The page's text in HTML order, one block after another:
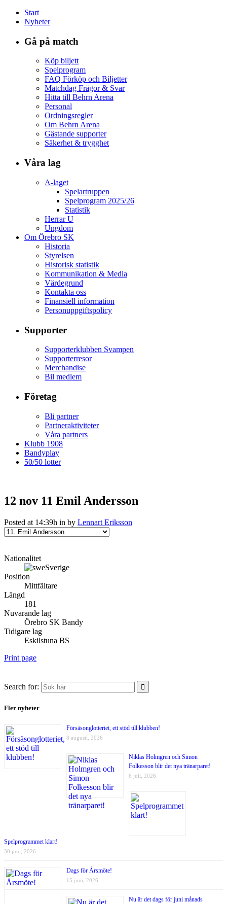
Start
Nyheter
Gå på match
Köp biljett
Spelprogram
FAQ Förköp och Biljetter
Matchdag Frågor & Svar
Hitta till Behrn Arena
Personal
Ordningsregler
Om Behrn Arena
Gästande supporter
Säkerhet & trygghet
Våra lag
A-laget
Spelartruppen
Spelprogram 2025/26
Statistik
Herrar U
Ungdom
Om Örebro SK
Historia
Styrelsen
Historisk statistik
Kommunikation & Media
Värdegrund
Kontakta oss
Finansiell information
Personuppgiftspolicy
Supporter
Supporterklubben Svampen
Supporterresor
Merchandise
Bil medlem
Företag
Bli partner
Partneraktiviteter
Våra partners
Klubb 1908
Bandyplay
50/50 lotter
12 nov 11 Emil Andersson
Posted at 14:39h in by Lennart Eriksson
Nationalitet
Sverige
Position
Mittfältare
Längd
181
Nuvarande lag
Örebro SK Bandy
Tidigare lag
Eskilstuna BS
Print page
Search for:
Fler nyheter
Försäsonglotteriet, ett stöd till klubben!
8 augusti, 2026
Niklas Holmgren och Simon
Folkesson blir det nya tränarparet!
6 juli, 2026
Spelprogrammet klart!
30 juni, 2026
Dags för Årsmöte!
15 juni, 2026
Nu är det dags för juni månads